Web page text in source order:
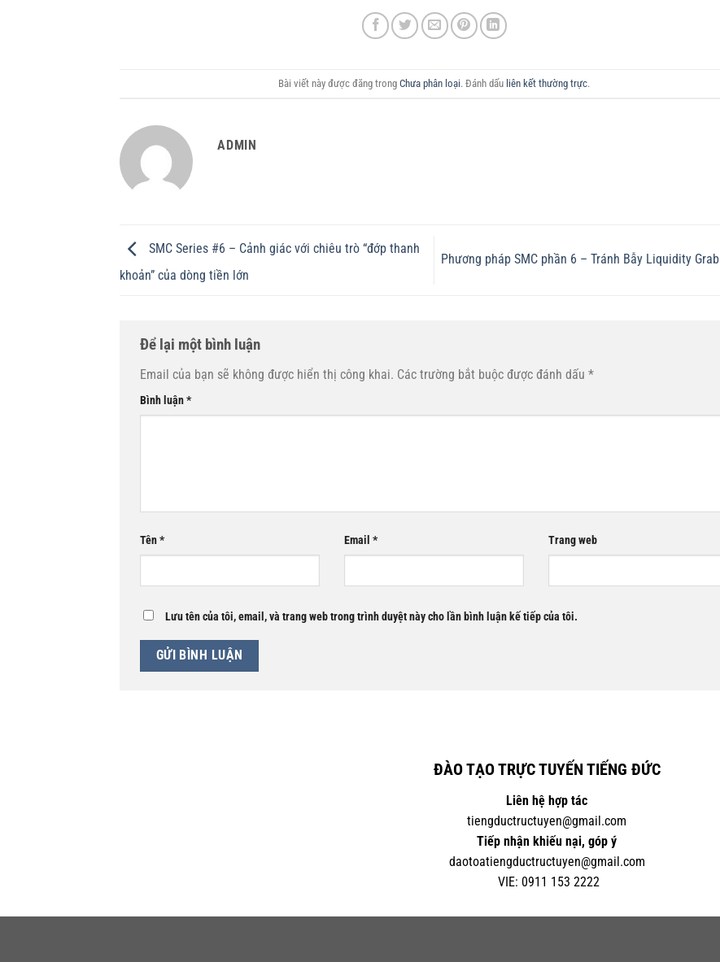
Bài viết này được đăng trong Chưa phân loại. Đánh dấu liên kết thường trực.
ADMIN
SMC Series #6 – Cảnh giác với chiêu trò “đớp thanh
khoản” của dòng tiền lớn
Phương pháp SMC phần 6 – Tránh Bẫy Liquidity Grab
Để lại một bình luận
Email của bạn sẽ không được hiển thị công khai. Các trường bắt buộc được đánh dấu *
Bình luận*
Tên* Email * Trang web
Lưu tên của tôi, email, và trang web trong trình duyệt này cho lần bình luận kế tiếp của tôi.
ĐÀO TẠO TRỰC TUYẾN TIẾNG ĐỨC
Liên hệ hợp tác
tiengductructuyen@gmail.com
Tiếp nhận khiếu nại, góp ý
daotoatiengductructuyen@gmail.com
VIE: 0911 153 2222